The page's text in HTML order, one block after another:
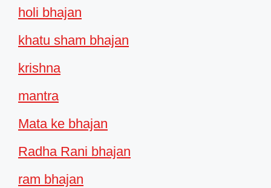
holi bhajan
khatu sham bhajan
krishna
mantra
Mata ke bhajan
Radha Rani bhajan
ram bhajan